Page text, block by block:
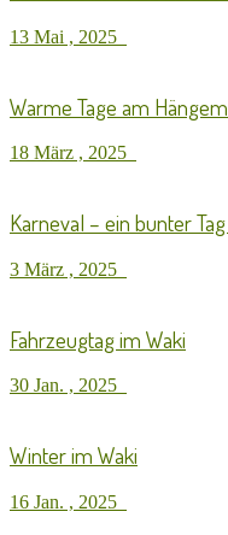
13 Mai , 2025
Warme Tage am
18 März , 2025
Karneval – ein bunter
3 März , 2025
Fahrzeugtag im Waki
30 Jan. , 2025
Winter im Waki
16 Jan. , 2025